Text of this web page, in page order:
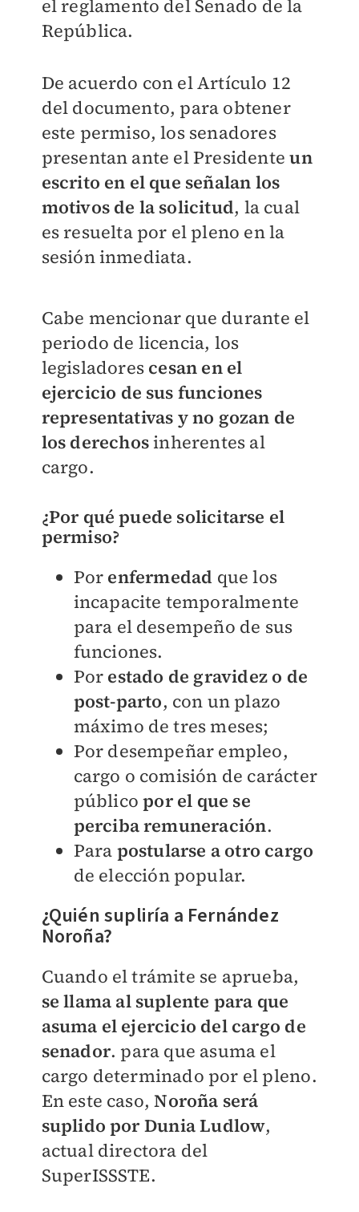
el reglamento del Senado de la
República.
De acuerdo con el Artículo 12
del documento, para obtener
este permiso, los senadores
presentan ante el Presidenteun
escrito en el que señalan los
motivos de la solicitud, la cual
es resuelta por el pleno en la
sesión inmediata.
Cabe mencionar que durante el
periodo de licencia, los
legisladores cesan en el
ejercicio de sus funciones
representativas y no gozan de
los derechosinherentes al
cargo.
¿Por qué puede solicitarse el
permiso?
Por enfermedad que los
incapacite temporalmente
para el desempeño de sus
funciones.
Por estado de gravidez o de
post-parto, con un plazo
máximo de tres meses;
Por desempeñar empleo,
cargo o comisión de carácter
públicopor el que se
perciba remuneración.
Para postularse a otro cargo
de elección popular.
¿Quién supliría a Fernández
Noroña?
Cuando el trámite se aprueba,
se llama al suplente para que
asuma el ejercicio del cargo de
senador. para que asuma el
cargo determinado por el pleno.
En este caso,Noroña será
suplido porDunia Ludlow,
actual directora del
SuperISSSTE.